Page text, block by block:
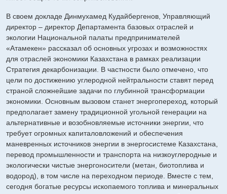
В своем докладе Динмухамед Кудайбергенов, Управляющий
директор – директор Департамента базовых отраслей и
экологии Национальной палаты предпринимателей
«Атамекен» рассказал об основных угрозах и возможностях
для отраслей экономики Казахстана в рамках реализации
Стратегия декарбонизации. В частности было отмечено, что
цели по достижению углеродной нейтральности ставят перед
страной сложнейшие задачи по глубинной трансформации
экономики. Основным вызовом станет энергопереход, который
предполагает замену традиционной угольной генерации на
альтернативные и возобновляемые источники энергии, что
требует огромных капиталовложений и обеспечения
маневренных источников энергии в энергосистеме Казахстана,
перевод промышленности и транспорта на низкоуглеродные и
экологически чистые энергоносители (метан, биотоплива и
водород), в том числе на переходном периоде. Вместе с тем,
сегодня богатые ресурсы ископаемого топлива и минеральных